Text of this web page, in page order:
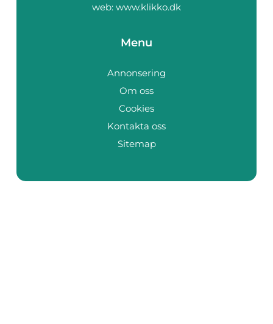
web: www.klikko.dk
Menu
Annonsering
Om oss
Cookies
Kontakta oss
Sitemap